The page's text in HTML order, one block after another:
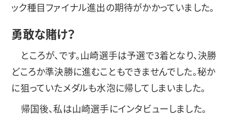
ック種目ファイナル進出の期待がかかっていました。
勇敢な賭け？
ところが、です。山崎選手は予選で3着となり、決勝
どころか準決勝に進むこともできませんでした。秘か
に狙っていたメダルも水泡に帰してしまいました。
帰国後、私は山崎選手にインタビューしました。